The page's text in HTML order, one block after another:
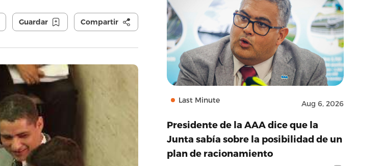
Guardar Compartir
Last Minute Aug 6, 2026
Presidente de la AAA dice que la
Junta sabía sobre la posibilidad de un
plan de racionamiento